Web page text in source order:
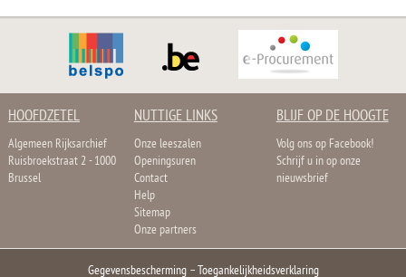
HOOFDZETEL
Algemeen Rijksarchief
Ruisbroekstraat 2 - 1000
Brussel
NUTTIGE LINKS
Onze leeszalen
Openingsuren
Contact
Help
Sitemap
Onze partners
BLIJF OP DE HOOGTE
Volg ons op Facebook!
Schrijf u in op onze
nieuwsbrief
Gegevensbescherming–Toegankelijkheidsverklaring